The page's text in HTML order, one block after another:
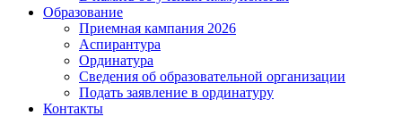
Образование
Приемная кампания 2026
Аспирантура
Ординатура
Сведения об образовательной организации
Подать заявление в ординатуру
Контакты